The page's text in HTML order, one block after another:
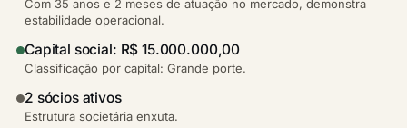
Com 35 anos e 2 meses de atuação no mercado, demonstra
estabilidade operacional.
Capital social: R$ 15.000.000,00
Classificação por capital: Grande porte.
2 sócios ativos
Estrutura societária enxuta.